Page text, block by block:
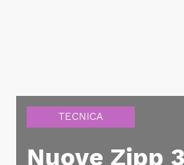
TECNICA
Nuove Zipp